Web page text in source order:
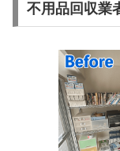
不用品回収業